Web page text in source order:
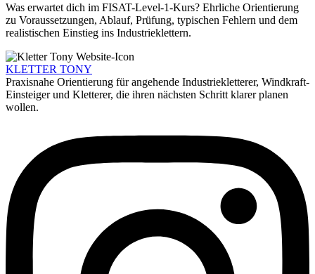
Was erwartet dich im FISAT-Level-1-Kurs? Ehrliche Orientierung
zu Voraussetzungen, Ablauf, Prüfung, typischen Fehlern und dem
realistischen Einstieg ins Industrieklettern.
KLETTER TONY
Praxisnahe Orientierung für angehende Industriekletterer, Windkraft-
Einsteiger und Kletterer, die ihren nächsten Schritt klarer planen
wollen.